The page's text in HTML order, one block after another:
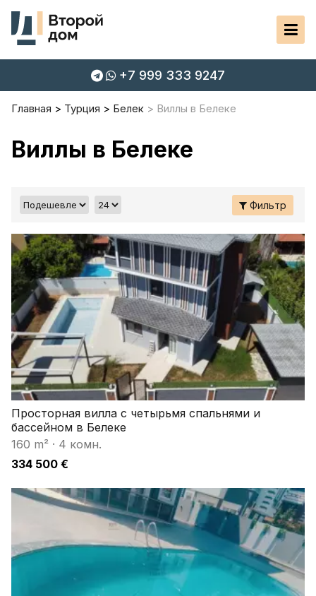
+7 999 333 9247
Главная Турция Белек Виллы в Белеке
Виллы в Белеке
Фильтр
Просторная вилла с четырьмя спальнями и
бассейном в Белеке
160 m² · 4 комн.
334 500 €